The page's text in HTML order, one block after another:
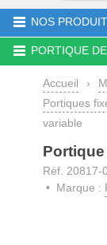
NOS
PORTIQUE
Accueil ›
Portiques
variable
Réf. 20817-
• Marque :